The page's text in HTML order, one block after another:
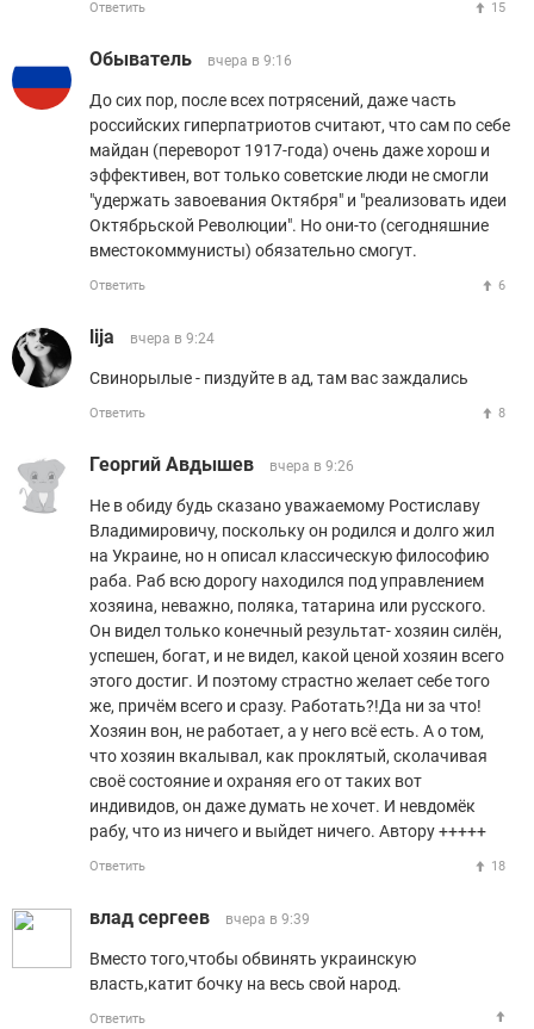
Ответить 15
Обыватель вчера в 9:16
До сих пор, после всех потрясений, даже часть
российских гиперпатриотов считают, что сам по себе
майдан (переворот 1917-года) очень даже хорош и
эффективен, вот только советские люди не смогли
"удержать завоевания Октября" и "реализовать идеи
Октябрьской Революции". Но они-то (сегодняшние
вместокоммунисты) обязательно смогут.
Ответить 6
lija вчера в 9:24
Свинорылые - пиздуйте в ад, там вас заждались
Ответить 8
Георгий Авдышев вчера в 9:26
Не в обиду будь сказано уважаемому Ростиславу
Владимировичу, поскольку он родился и долго жил
на Украине, но н описал классическую философию
раба. Раб всю дорогу находился под управлением
хозяина, неважно, поляка, татарина или русского.
Он видел только конечный результат- хозяин силён,
успешен, богат, и не видел, какой ценой хозяин всего
этого достиг. И поэтому страстно желает себе того
же, причём всего и сразу. Работать?!Да ни за что!
Хозяин вон, не работает, а у него всё есть. А о том,
что хозяин вкалывал, как проклятый, сколачивая
своё состояние и охраняя его от таких вот
индивидов, он даже думать не хочет. И невдомёк
рабу, что из ничего и выйдет ничего. Автору +++++
Ответить 18
влад сергеев вчера в 9:39
Вместо того,чтобы обвинять украинскую
власть,катит бочку на весь свой народ.
Ответить